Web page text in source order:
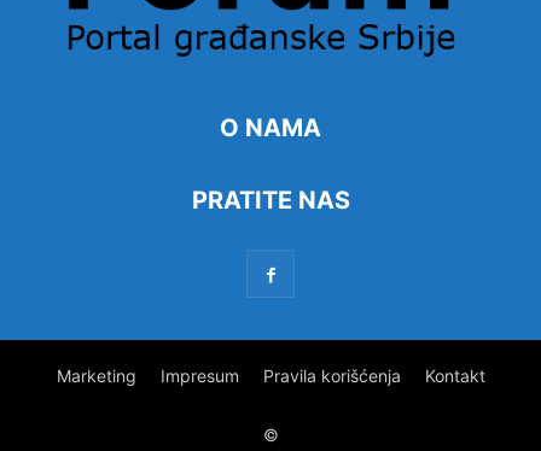
O NAMA
PRATITE NAS
Marketing Impresum Pravila korišćenja Kontakt
©